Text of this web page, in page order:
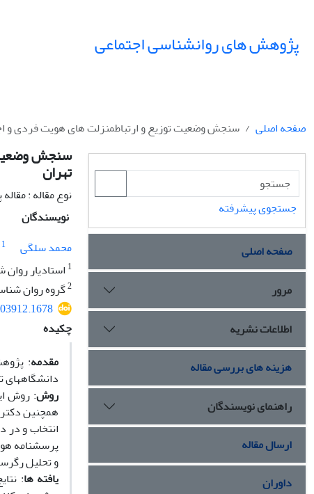
پژوهش های روانشناسی اجتماعی
صفحه اصلی سنجش وضعیت توزیع و ارتباطمنزلت های هویت فردی و
سنجش وضعیت
تهران
نوع مقاله :
نویسندگان
محمد سلگی
1
1 استادیار
2گروه روان
چکیده
مقدمه:
دانشگاه­های
روش
همچنین
پرسشنامه
و تحلیل
یافته ها:
جستجوی پیشرفته
صفحه اصلی
مرور
اطلاعات نشریه
هزینه های بررسی مقاله
راهنمای نویسندگان
ارسال مقاله
داوران